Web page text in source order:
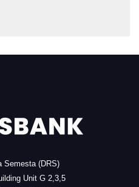
Semesta (DRS)
Unit G 2,3,5